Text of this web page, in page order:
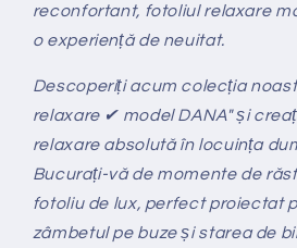
reconfortant, fotoliul relaxare
o experiență de neuitat.
Descoperiți acum colecția
relaxare ✔ model DANA" și
relaxare absolută în locuința
Bucurați-vă de momente de
fotoliu de lux, perfect proiectat
zâmbetul pe buze și starea de